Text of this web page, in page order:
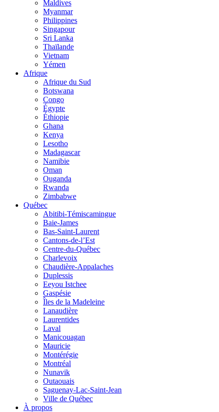
Maldives
Myanmar
Philippines
Singapour
Sri Lanka
Thaïlande
Vietnam
Yémen
Afrique
Afrique du Sud
Botswana
Congo
Égypte
Éthiopie
Ghana
Kenya
Lesotho
Madagascar
Namibie
Oman
Ouganda
Rwanda
Zimbabwe
Québec
Abitibi-Témiscamingue
Baie-James
Bas-Saint-Laurent
Cantons-de-l’Est
Centre-du-Québec
Charlevoix
Chaudière-Appalaches
Duplessis
Eeyou Istchee
Gaspésie
Îles de la Madeleine
Lanaudière
Laurentides
Laval
Manicouagan
Mauricie
Montérégie
Montréal
Nunavik
Outaouais
Saguenay-Lac-Saint-Jean
Ville de Québec
À propos